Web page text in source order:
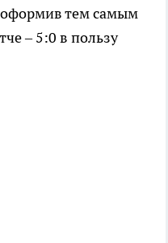
оформив тем самым
– 5:0 в пользу